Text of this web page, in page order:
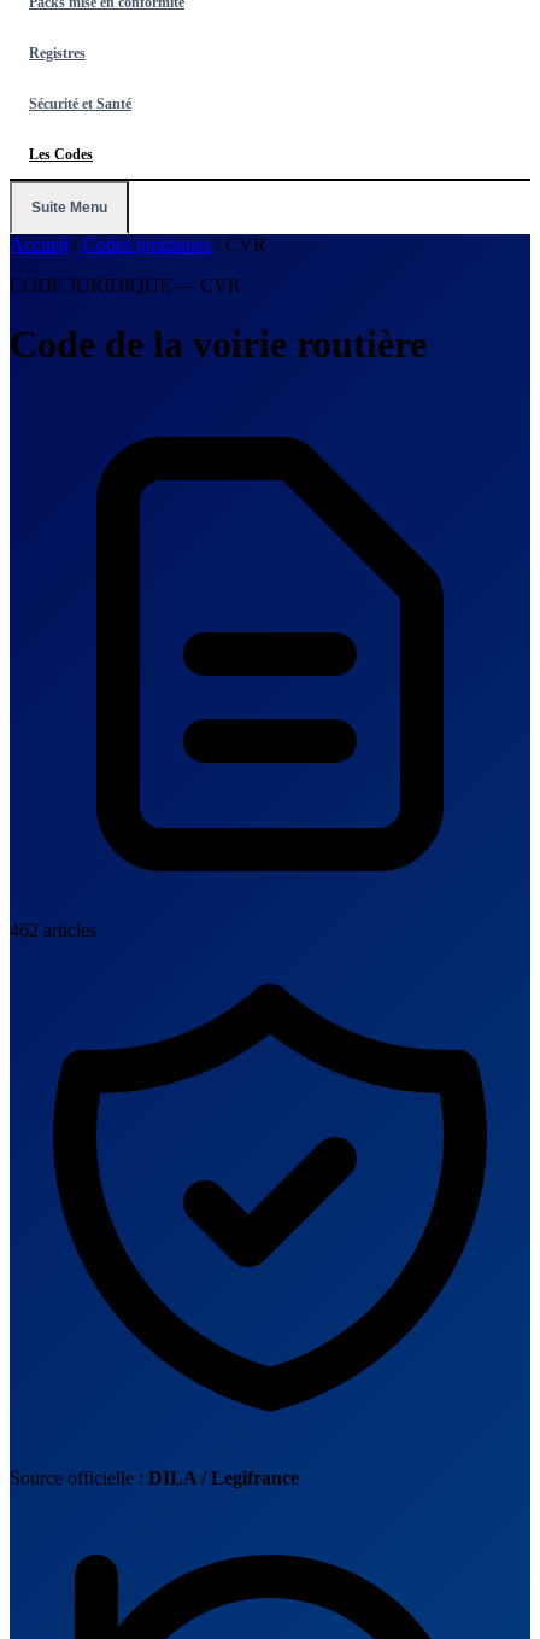
Registres
Sécurité et Santé
Les Codes
Suite Menu
Accueil / Codes juridiques / CVR
CODE JURIDIQUE — CVR
Code de la voirie routière
462 articles
Source officielle : DILA / Legifrance